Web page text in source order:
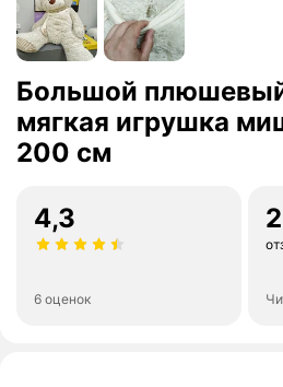
Большой
мягкая игрушка
200 см
4,3
6 оценок
2